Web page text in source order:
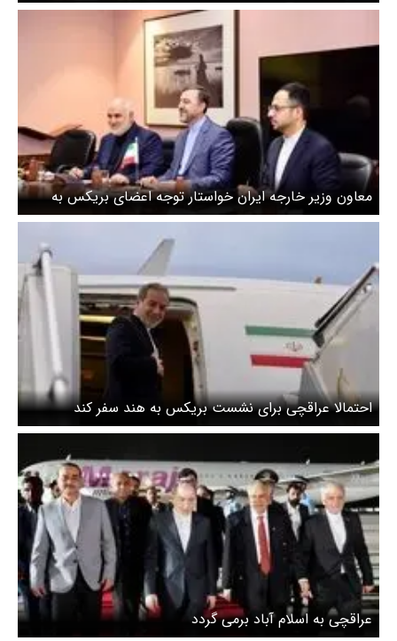
معاون وزیر خارجه ایران خواستار توجه اعضای بریکس به
اقدامات غیرقانونی علیه اعضا شد
احتمالا عراقچی برای نشست بریکس به هند سفر کند
عراقچی به اسلام آباد برمی گردد